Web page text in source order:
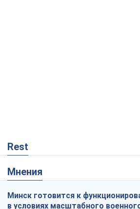
Rest
Мнения
Минск готовится к
в условиях масштабного